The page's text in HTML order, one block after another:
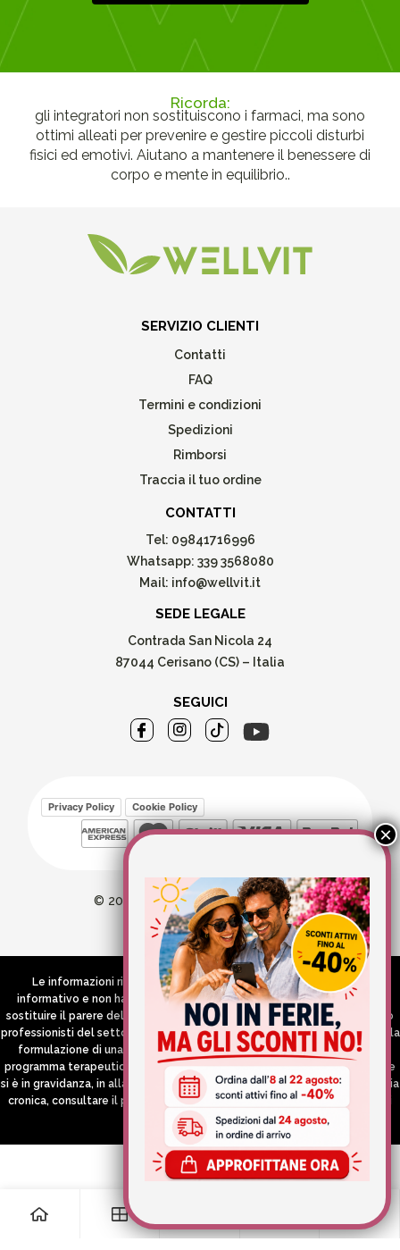
Ricorda:
gli integratori non sostituiscono i farmaci, ma sono
ottimi alleati per prevenire e gestire piccoli disturbi
fisici ed emotivi. Aiutano a mantenere il benessere di
corpo e mente in equilibrio..
SERVIZIO CLIENTI
Contatti
FAQ
Termini e condizioni
Spedizioni
Rimborsi
Traccia il tuo ordine
CONTATTI
Tel: 09841716996
Whatsapp: 339 3568080
Mail: info@wellvit.it
SEDE LEGALE
Contrada San Nicola 24
87044 Cerisano (CS) – Italia
SEGUICI
Privacy Policy Cookie Policy
© 2026 Wellvit All Rights Reserved
Credits:Aries comunica
Le informazioni riportate nel Sito hanno esclusivamente scopo
informativo e non hanno in alcun modo né la pretesa né l’obiettivo di
sostituire il parere del medico e/o specialista, di altri operatori sanitari o
professionisti del settore che devono in ogni caso essere contattati per la
formulazione di una diagnosi o l’indicazione di un eventuale corretto
programma terapeutico e/o dietetico e/o di integrazione alimentare. Se
si è in gravidanza, in allattamento o si stanno assumendo farmaci in terapia
cronica, consultare il proprio medico curante prima di assumere qualsiasi
integratore.